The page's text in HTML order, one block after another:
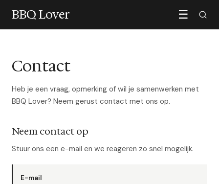
BBQ Lover ☰
Contact
Heb je een vraag, opmerking of wil je samenwerken met
BBQ Lover? Neem gerust contact met ons op.
Neem contact op
Stuur ons een e-mail en we reageren zo snel mogelijk.
E-mail